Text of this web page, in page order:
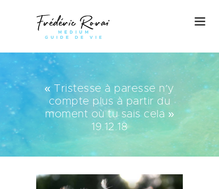
« Tristesse à paresse n’y
compte plus à partir du
moment où tu sais cela »
19.12.18